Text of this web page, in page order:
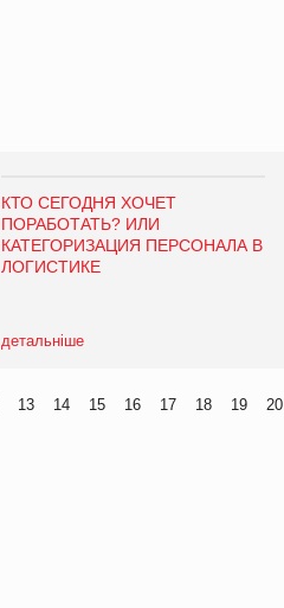
КТО СЕГОДНЯ ХОЧЕТ
ПОРАБОТАТЬ? ИЛИ
КАТЕГОРИЗАЦИЯ ПЕРСОНАЛА В
ЛОГИСТИКЕ
детальніше
13 14 15 16 17 18 19 20